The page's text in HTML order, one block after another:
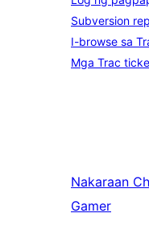
Subversion
I-browse sa
Mga Trac
Nakaraan
Gamer